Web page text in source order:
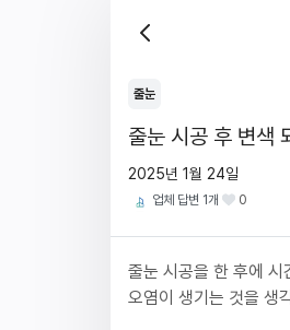
줄눈
줄눈 시공 후 변색
2025년 1월 24일
업체 답변 1개 0
줄눈 시공을 한 후에 시
오염이 생기는 것을 생